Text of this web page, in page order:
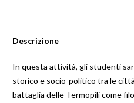
Descrizione
In questa attività, gli studenti
storico e socio-politico tra le
battaglia delle Termopili come